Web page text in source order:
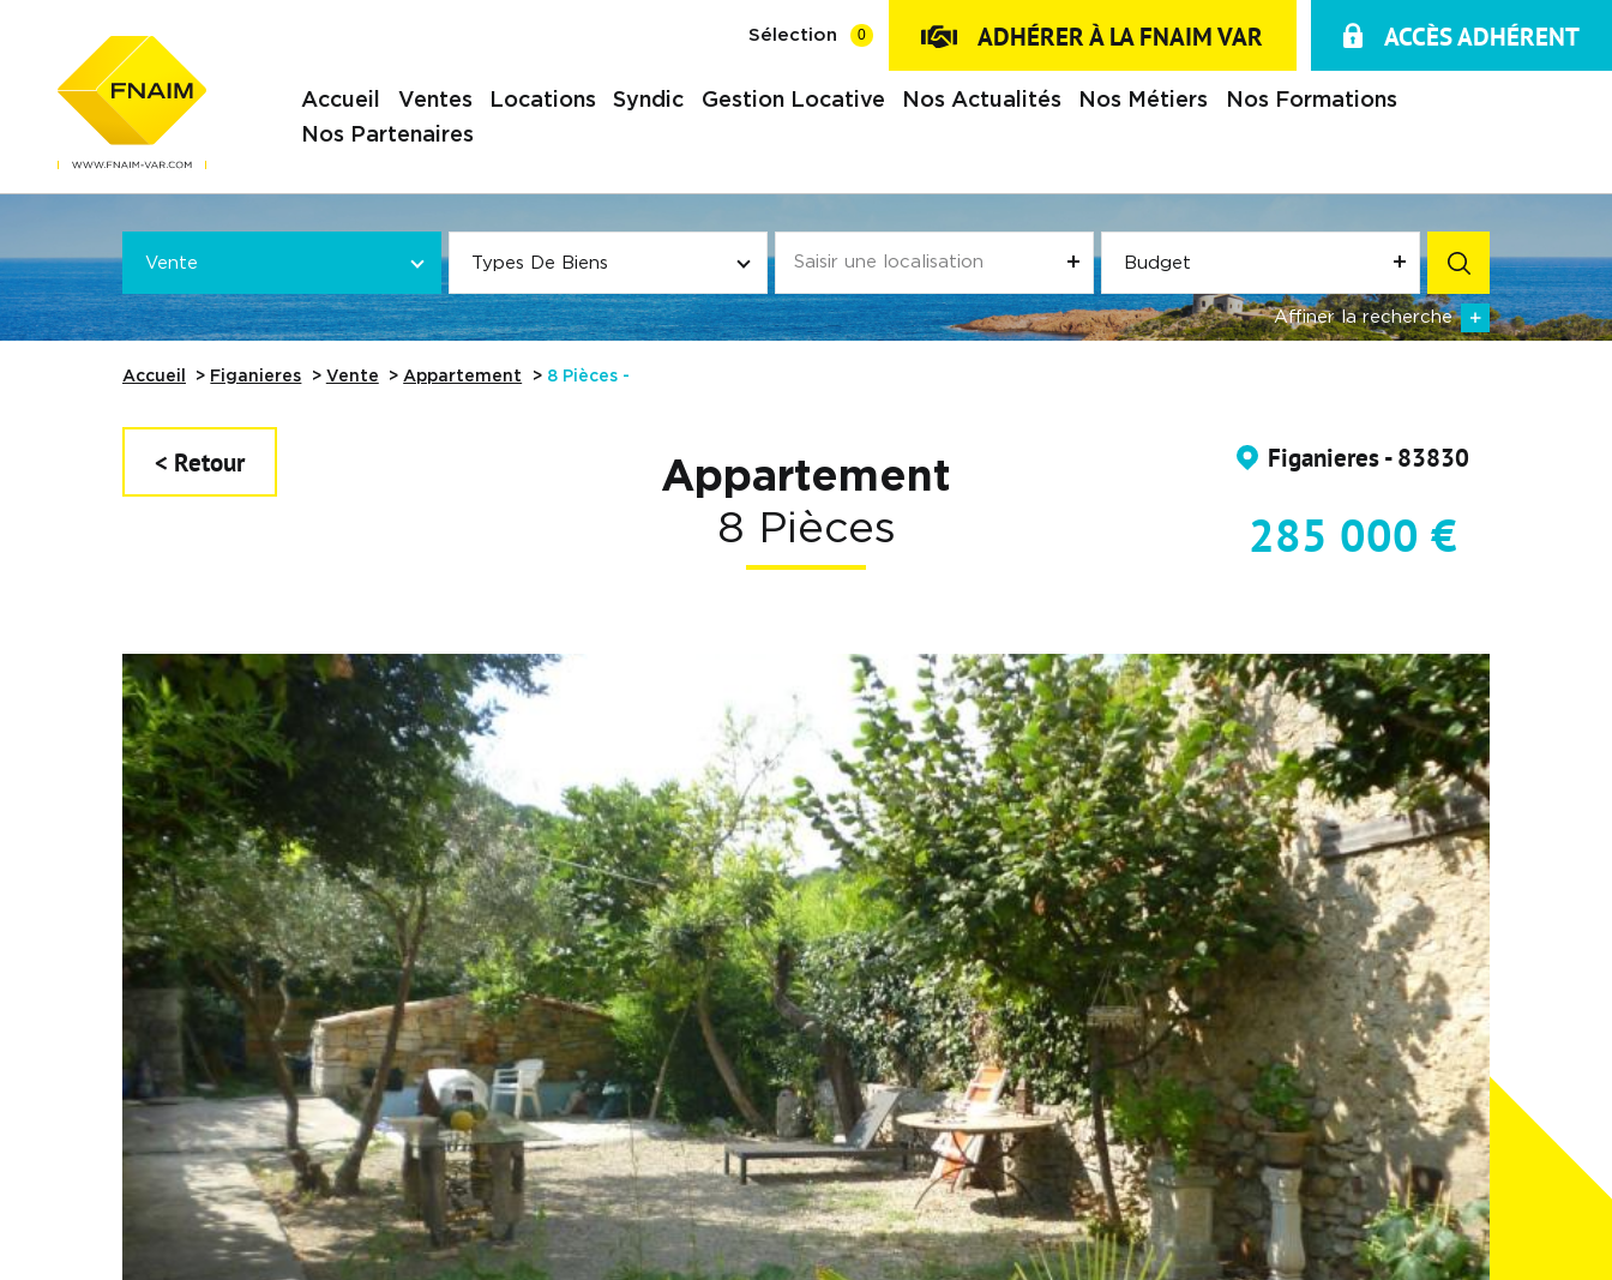
Sélection 0 ADHÉRER À LA FNAIM VAR ACCÈS ADHÉRENT
Accueil Ventes Locations Syndic Gestion Locative Nos Actualités Nos Métiers
Nos Formations
Nos Partenaires
VOTRE
* Vente Types De Biens Budget
Référence Affiner la recherche
Accueil Figanieres Vente Appartement 8 Pièces -
< Retour
Appartement
8 Pièces
Figanieres - 83830
285 000 €